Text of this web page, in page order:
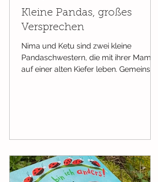
Kleine Pandas, großes
Versprechen
Nima und Ketu sind zwei kleine
Pandaschwestern, die mit ihrer Mama
auf einer alten Kiefer leben. Gemeinsam